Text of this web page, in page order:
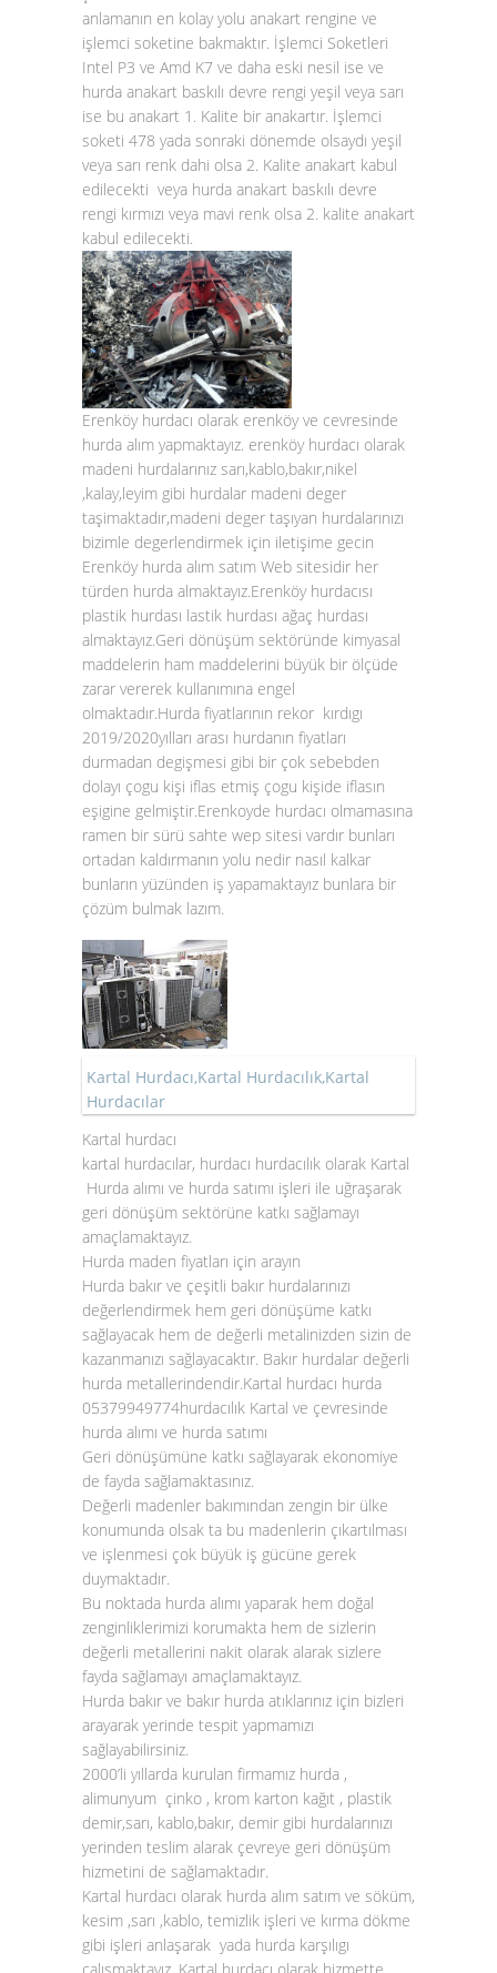
anlamanın en kolay yolu anakart rengine ve
işlemci soketine bakmaktır. İşlemci Soketleri
Intel P3 ve Amd K7 ve daha eski nesil ise ve
hurda anakart baskılı devre rengi yeşil veya sarı
ise bu anakart 1. Kalite bir anakartır. İşlemci
soketi 478 yada sonraki dönemde olsaydı yeşil
veya sarı renk dahi olsa 2. Kalite anakart kabul
edilecekti veya hurda anakart baskılı devre
rengi kırmızı veya mavi renk olsa 2. kalite anakart
kabul edilecekti.
Erenköy hurdacı olarak erenköy ve cevresinde
hurda alım yapmaktayız. erenköy hurdacı olarak
madeni hurdalarınız sarı,kablo,bakır,nikel
,kalay,leyim gibi hurdalar madeni deger
taşimaktadır,madeni deger taşıyan hurdalarınızı
bizimle degerlendirmek için iletişime gecin
Erenköy hurda alım satım Web sitesidir her
türden hurda almaktayız.Erenköy hurdacısı
plastik hurdası lastik hurdası ağaç hurdası
almaktayız.Geri dönüşüm sektöründe kimyasal
maddelerin ham maddelerini büyük bir ölçüde
zarar vererek kullanımına engel
olmaktadır.Hurda fiyatlarının rekor kırdıgı
2019/2020yılları arası hurdanın fiyatları
durmadan degişmesi gibi bir çok sebebden
dolayı çogu kişi iflas etmiş çogu kişide iflasın
eşigine gelmiştir.Erenkoyde hurdacı olmamasına
ramen bir sürü sahte wep sitesi vardır bunları
ortadan kaldırmanın yolu nedir nasıl kalkar
bunların yüzünden iş yapamaktayız bunlara bir
çözüm bulmak lazım.
Kartal Hurdacı,Kartal Hurdacılık,Kartal
Hurdacılar
Kartal hurdacı
kartal hurdacılar, hurdacı hurdacılık olarak Kartal
Hurda alımı ve hurda satımı işleri ile uğraşarak
geri dönüşüm sektörüne katkı sağlamayı
amaçlamaktayız.
Hurda maden fiyatları için arayın
Hurda bakır ve çeşitli bakır hurdalarınızı
değerlendirmek hem geri dönüşüme katkı
sağlayacak hem de değerli metalinizden sizin de
kazanmanızı sağlayacaktır. Bakır hurdalar değerli
hurda metallerindendir.Kartal hurdacı hurda
05379949774hurdacılık Kartal ve çevresinde
hurda alımı ve hurda satımı
Geri dönüşümüne katkı sağlayarak ekonomiye
de fayda sağlamaktasınız.
Değerli madenler bakımından zengin bir ülke
konumunda olsak ta bu madenlerin çıkartılması
ve işlenmesi çok büyük iş gücüne gerek
duymaktadır.
Bu noktada hurda alımı yaparak hem doğal
zenginliklerimizi korumakta hem de sizlerin
değerli metallerini nakit olarak alarak sizlere
fayda sağlamayı amaçlamaktayız.
Hurda bakır ve bakır hurda atıklarınız için bizleri
arayarak yerinde tespit yapmamızı
sağlayabilirsiniz.
2000’li yıllarda kurulan firmamız hurda ,
alimunyum çinko , krom karton kağıt , plastik
demir,sarı, kablo,bakır, demir gibi hurdalarınızı
yerinden teslim alarak çevreye geri dönüşüm
hizmetini de sağlamaktadır.
Kartal hurdacı olarak hurda alım satım ve söküm,
kesim ,sarı ,kablo, temizlik işleri ve kırma dökme
gibi işleri anlaşarak yada hurda karşılıgı